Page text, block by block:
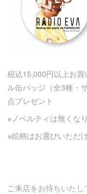
税込15,000円以上お
ル缶バッジ（全3種・
点プレゼント
※ノベルティは無くな
※絵柄はお選びいただ
ご来店をお待ちいたし